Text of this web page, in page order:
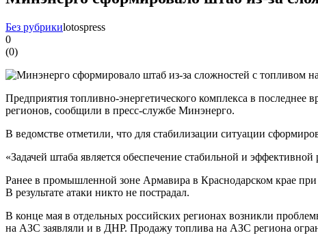
Без рубрикиlotospress
0
(0)
Предприятия топливно-энергетического комплекса в
регионов, сообщили в пресс-службе Минэнерго.
В ведомстве отметили, что для стабилизации ситуации
«Задачей штаба является обеспечение стабильной и
Ранее в промышленной зоне Армавира в Краснодарском крае
В результате атаки никто не пострадал.
В конце мая в отдельных российских регионах возникли
на АЗС заявляли и в ДНР. Продажу топлива на АЗС региона